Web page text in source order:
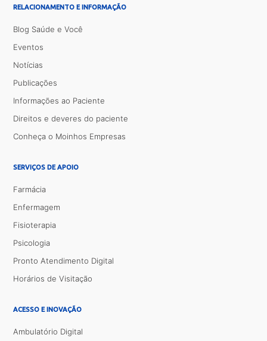
RELACIONAMENTO E INFORMAÇÃO
Blog Saúde e Você
Eventos
Notícias
Publicações
Informações ao Paciente
Direitos e deveres do paciente
Conheça o Moinhos Empresas
SERVIÇOS DE APOIO
Farmácia
Enfermagem
Fisioterapia
Psicologia
Pronto Atendimento Digital
Horários de Visitação
ACESSO E INOVAÇÃO
Ambulatório Digital